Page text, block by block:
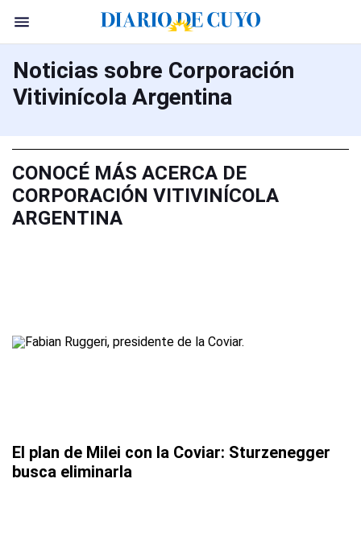
Noticias sobre Corporación
Vitivinícola Argentina
CONOCÉ MÁS ACERCA DE
CORPORACIÓN VITIVINÍCOLA
ARGENTINA
El plan de Milei con la Coviar: Sturzenegger
busca eliminarla